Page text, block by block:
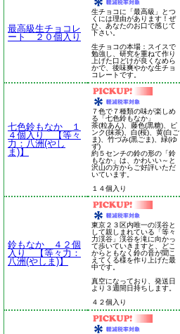
最高級生チョコレ
ート ２０個入り
生チョコに「最高級」とつ
くには理由があります！ぜ
ひ、あなたのお口で感じて
下さい。
生チョコの本場：スイスで
勉強し、研究を重ねて作り
上げた口どけが良くなめら
かで、後味爽やかな生チョ
コレートです。
七色鈴もなか １
４個入り 【等々
力：八洲(やし
ま)】
７色で７種類の味が楽しめ
る「七色鈴もなか」
茶(粒あん)、藤色(黒糖)、ピ
ンク(抹茶)、白(桜)、黄(白ご
ま)、竹づみ(黒ごま)、緑(ゆ
ず)
約５センチの鈴の形の「鈴
もなか」は、かわいい～と
沢山の方からご好評いただ
いています。
１４個入り
鈴もなか ４２個
入り 【等々力：
八洲(やしま)】
東京２３区内唯一の渓谷と
して親しまれている「等々
力渓谷」渓谷を滝に向かっ
て歩いていきますと、どこ
からともなく鈴の音が聞こ
えてくる様を作り上げた最
中です。
真空になっており、発送日
より３週間日持ちします。
４２個入り